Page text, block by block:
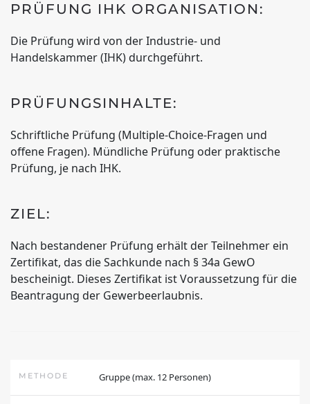
PRÜFUNG IHK ORGANISATION:
Die Prüfung wird von der Industrie- und
Handelskammer (IHK) durchgeführt.
PRÜFUNGSINHALTE:
Schriftliche Prüfung (Multiple-Choice-Fragen und
offene Fragen). Mündliche Prüfung oder praktische
Prüfung, je nach IHK.
ZIEL:
Nach bestandener Prüfung erhält der Teilnehmer ein
Zertifikat, das die Sachkunde nach § 34a GewO
bescheinigt. Dieses Zertifikat ist Voraussetzung für die
Beantragung der Gewerbeerlaubnis.
METHODE Gruppe (max. 12 Personen)